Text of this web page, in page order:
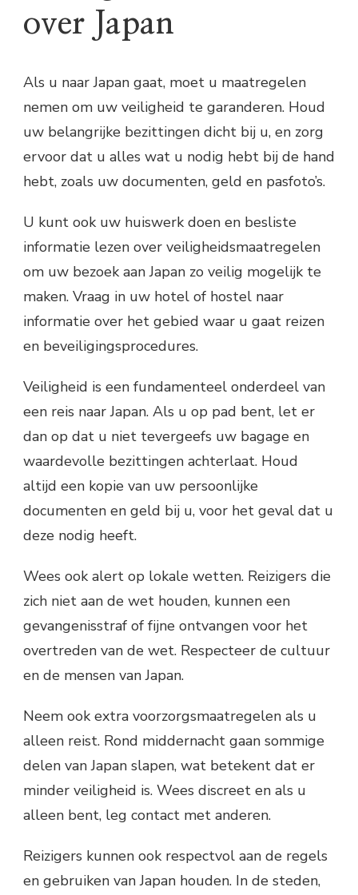
over Japan
Als u naar Japan gaat, moet u maatregelen
nemen om uw veiligheid te garanderen. Houd
uw belangrijke bezittingen dicht bij u, en zorg
ervoor dat u alles wat u nodig hebt bij de hand
hebt, zoals uw documenten, geld en pasfoto’s.
U kunt ook uw huiswerk doen en besliste
informatie lezen over veiligheidsmaatregelen
om uw bezoek aan Japan zo veilig mogelijk te
maken. Vraag in uw hotel of hostel naar
informatie over het gebied waar u gaat reizen
en beveiligingsprocedures.
Veiligheid is een fundamenteel onderdeel van
een reis naar Japan. Als u op pad bent, let er
dan op dat u niet tevergeefs uw bagage en
waardevolle bezittingen achterlaat. Houd
altijd een kopie van uw persoonlijke
documenten en geld bij u, voor het geval dat u
deze nodig heeft.
Wees ook alert op lokale wetten. Reizigers die
zich niet aan de wet houden, kunnen een
gevangenisstraf of fijne ontvangen voor het
overtreden van de wet. Respecteer de cultuur
en de mensen van Japan.
Neem ook extra voorzorgsmaatregelen als u
alleen reist. Rond middernacht gaan sommige
delen van Japan slapen, wat betekent dat er
minder veiligheid is. Wees discreet en als u
alleen bent, leg contact met anderen.
Reizigers kunnen ook respectvol aan de regels
en gebruiken van Japan houden. In de steden,